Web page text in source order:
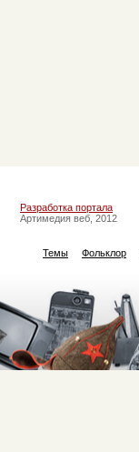
Разработка портала
Артимедия веб, 2012
Темы Фольклор